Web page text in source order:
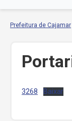
Prefeitura de Cajamar
3268 Baixar